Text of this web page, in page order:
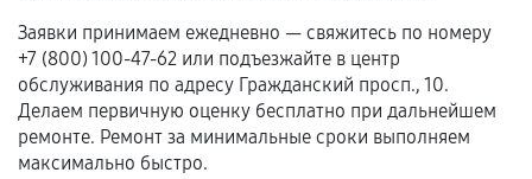
услуг и сроком гарантии.
Документы на установленные комплектующие
и кассовый чек.
Заявки принимаем ежедневно — свяжитесь по номеру
+7 (800) 100-47-62 или подъезжайте в центр
обслуживания по адресу Гражданский просп., 10.
Делаем первичную оценку бесплатно при дальнейшем
ремонте. Ремонт за минимальные сроки выполняем
максимально быстро.